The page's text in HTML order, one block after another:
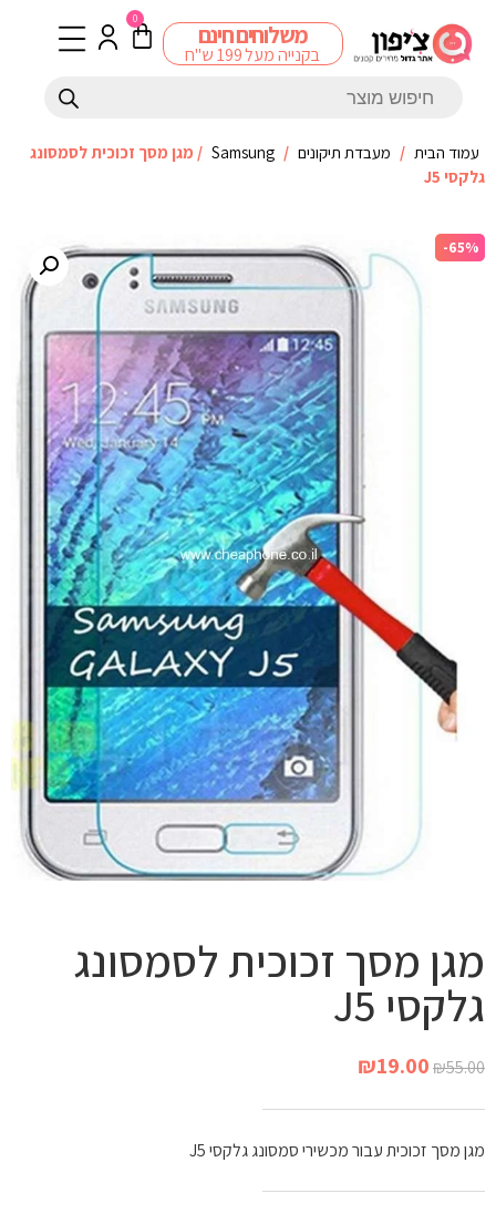
משלוחים חינם
בקנייה מעל 199 ש"ח
0
עמוד הבית / מעבדת תיקונים /
Samsung / מגן מסך זכוכית לסמסונג
גלקסי J5
-65%
מגן מסך זכוכית לסמסונג
גלקסי J5
₪55.00
₪19.00
מגן מסך זכוכית עבור מכשירי סמסונג גלקסי J5